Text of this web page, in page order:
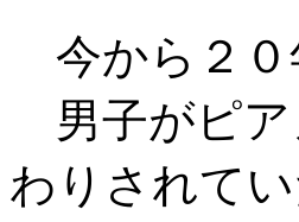
今から２０
男子がピア
わりされて